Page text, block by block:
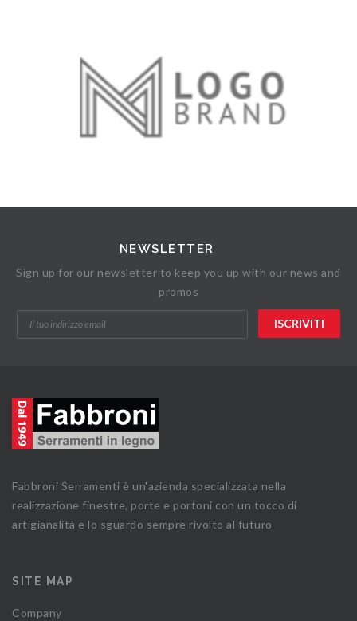
NEWSLETTER
Sign up for our newsletter to keep you up with our news and
promos
Fabbroni Serramenti è un'azienda specializzata nella
realizzazione finestre, porte e portoni con un tocco di
artigianalità e lo sguardo sempre rivolto al futuro
SITE MAP
Company